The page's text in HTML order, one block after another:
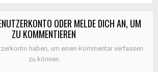
ODER MELDE DICH AN, UM
ZU KOMMENTIEREN
haben, um einen Kommentar verfassen
zu können